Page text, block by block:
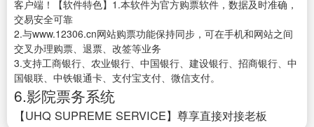
客户端！【软件特色】1.本软件为官方购票软件，数据及时准确，
交易安全可靠
2.与www.12306.cn网站购票功能保持同步，可在手机和网站之间
交叉办理购票、退票、改签等业务
3.支持工商银行、农业银行、中国银行、建设银行、招商银行、中
国银联、中铁银通卡、支付宝支付、微信支付。
6.影院票务系统
【UHQ SUPREME SERVICE】尊享直接对接老板